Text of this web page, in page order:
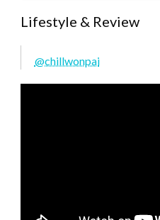
Lifestyle & Review
@chillwonpai